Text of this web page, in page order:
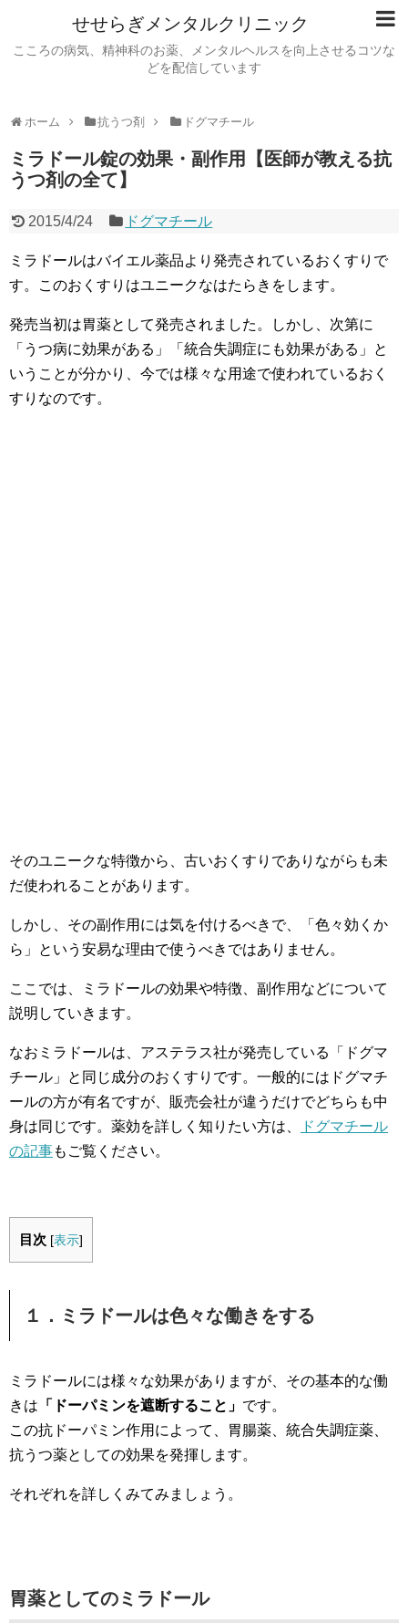
せせらぎメンタルクリニック
こころの病気、精神科のお薬、メンタルヘルスを向上させるコツな
どを配信しています
ホーム 抗うつ剤 ドグマチール
ミラドール錠の効果・副作用【医師が教える抗
うつ剤の全て】
2015/4/24 ドグマチール
ミラドールはバイエル薬品より発売されているおくすりで
す。このおくすりはユニークなはたらきをします。
発売当初は胃薬として発売されました。しかし、次第に
「うつ病に効果がある」
「統合失調症にも効果がある」と
いうことが分かり、 今では様々な用途で使われているおく
すりなのです。
そのユニークな特徴から、古いおくすりでありながらも未
だ使われることがあります。
しかし、その副作用には気を付けるべきで、「色々効くか
ら」という安易な理由で使うべきではありません。
ここでは、ミラドールの効果や特徴、副作用などについて
説明していきます。
なおミラドールは、アステラス社が発売している「ドグマ
チール」と同じ成分のおくすりです。一般的にはドグマチ
ールの方が有名ですが、販売会社が違うだけでどちらも中
身は同じです。薬効を詳しく知りたい方は、
ドグマチール
の記事もご覧ください。
目次 [表示]
１．ミラドールは色々な働きをする
ミラドールには様々な効果がありますが、その基本的な働
きは 「ドーパミンを遮断すること」 です。
この抗ドーパミン作用によって、胃腸薬、統合失調症薬、
抗うつ薬としての効果を発揮します。
それぞれを詳しくみてみましょう。
胃薬としてのミラドール